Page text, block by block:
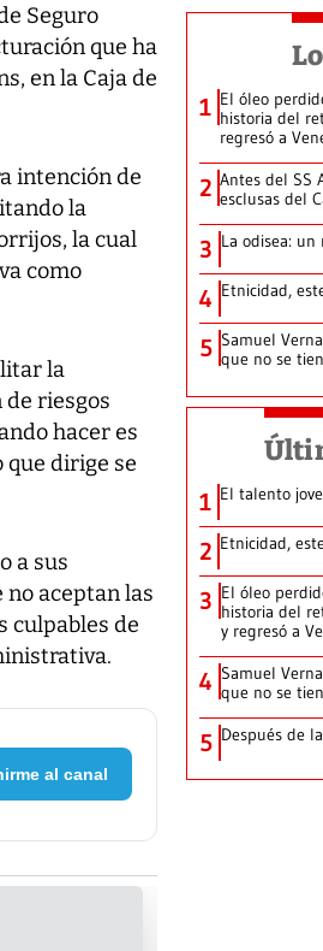
Seguro
que ha
en la Caja de
intención de
la
la cual
como
la
riesgos
hacer es
que dirige se
a sus
no aceptan las
culpables de
al canal
1 El óleo
historia del
regresó a
2 Antes del SS
esclusas del
3 La odisea:
4 Etnicidad,
5 Samuel
que no se
1 El talento
2 Etnicidad,
3 El óleo
historia del
y regresó a
4 Samuel
que no se
5 Después de